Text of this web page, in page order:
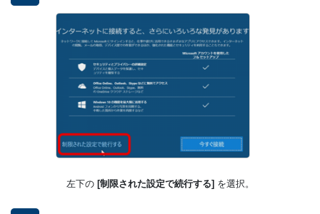
左下の [制限された設定で続行する] を選択。